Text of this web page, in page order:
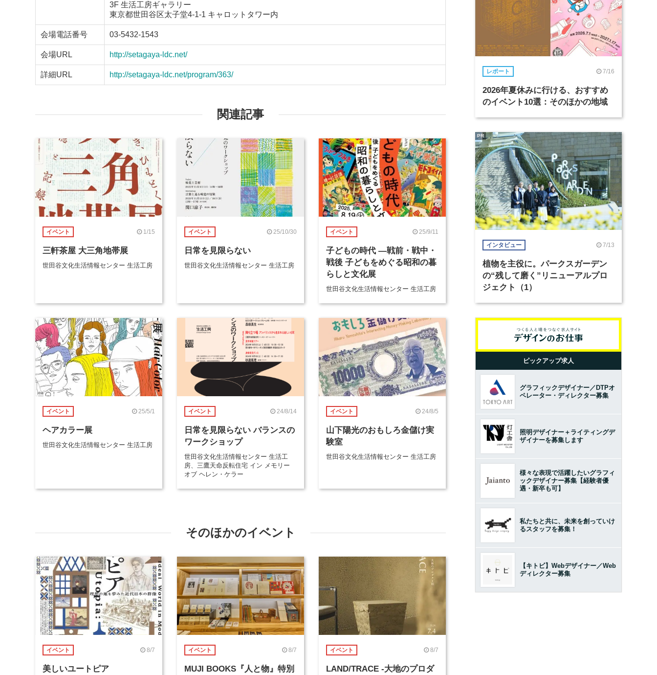
3F 生活工房ギャラリー
東京都世田谷区太子堂4-1-1 キャロットタワー内
会場電話番号 03-5432-1543
会場URL http://setagaya-ldc.net/
詳細URL http://setagaya-ldc.net/program/363/
関連記事
イベント 1/15
三軒茶屋 大三角地帯展
世田谷文化生活情報センター 生活工房
イベント 25/10/30
日常を見限らない
世田谷文化生活情報センター 生活工房
イベント 25/9/11
子どもの時代 ―戦前・戦中・
戦後 子どもをめぐる昭和の暮
らしと文化展
世田谷文化生活情報センター 生活工房
イベント 25/5/1
ヘアカラー展
世田谷文化生活情報センター 生活工房
イベント 24/8/14
日常を見限らない バランスの
ワークショップ
世田谷文化生活情報センター 生活工
房、三鷹天命反転住宅 イン メモリー
オブ ヘレン・ケラー
イベント 24/8/5
山下陽光のおもしろ金儲け実
験室
世田谷文化生活情報センター 生活工房
そのほかのイベント
イベント 8/7
美しいユートピア
イベント 8/7
MUJI BOOKS『人と物』特別
イベント 8/7
LAND/TRACE -大地のプロダ
レポート 7/16
2026年夏休みに行ける、おすすめ
のイベント10選：そのほかの地域
インタビュー 7/13
植物を主役に。パークスガーデン
の“残して磨く”リニューアルプロ
ジェクト（1）
PR
ピックアップ求人
グラフィックデザイナー／DTPオ
ペレーター・ディレクター募集
照明デザイナー＋ライティングデ
ザイナーを募集します
様々な表現で活躍したいグラフィ
ックデザイナー募集【経験者優
遇・新卒も可】
私たちと共に、未来を創っていけ
るスタッフを募集！
【キトビ】Webデザイナー／Web
ディレクター募集